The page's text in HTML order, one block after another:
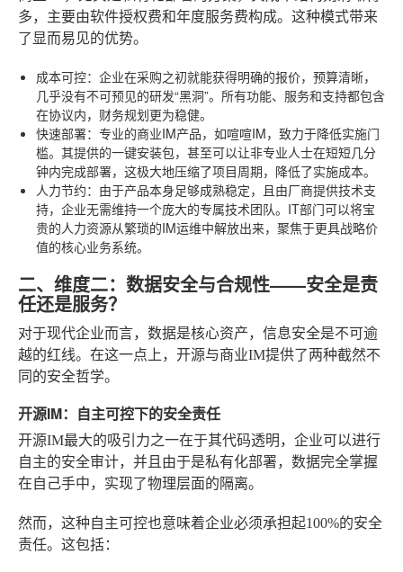
多，主要由软件授权费和年度服务费构成。这种模式带来
了显而易见的优势。
成本可控：企业在采购之初就能获得明确的报价，预算清晰，
几乎没有不可预见的研发“黑洞”。所有功能、服务和支持都包含
在协议内，财务规划更为稳健。
快速部署：专业的商业IM产品，如喧喧IM，致力于降低实施门
槛。其提供的一键安装包，甚至可以让非专业人士在短短几分
钟内完成部署，这极大地压缩了项目周期，降低了实施成本。
人力节约：由于产品本身足够成熟稳定，且由厂商提供技术支
持，企业无需维持一个庞大的专属技术团队。IT部门可以将宝
贵的人力资源从繁琐的IM运维中解放出来，聚焦于更具战略价
值的核心业务系统。
二、维度二：数据安全与合规性——安全是责
任还是服务？
对于现代企业而言，数据是核心资产，信息安全是不可逾
越的红线。在这一点上，开源与商业IM提供了两种截然不
同的安全哲学。
开源IM：自主可控下的安全责任
开源IM最大的吸引力之一在于其代码透明，企业可以进行
自主的安全审计，并且由于是私有化部署，数据完全掌握
在自己手中，实现了物理层面的隔离。
然而，这种自主可控也意味着企业必须承担起100%的安全
责任。这包括：